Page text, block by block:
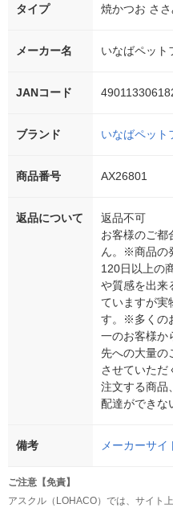
タイプ 焼かつお さ
メーカー名 いなばペット
JANコード
ブランド いなばペット
商品番号 AX26801
返品について
返品不可
お客様のご都
ん。※商品の
120日以上の
や質感を出来
ていますが実
す。※多くの
一のお客様か
先への大量の
させていた
注文する商品
配達ができな
備考 メーカーサイ
ご注意【免責】
アスクル（LOHACO）では、サイト